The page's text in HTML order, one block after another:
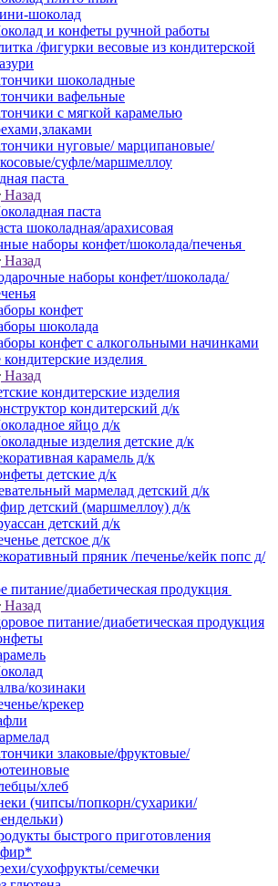
шоколад
и конфеты ручной работы
/фигурки весовые из кондитерской
шоколадные
вафельные
с мягкой карамелью
нуговые/ марципановые/
суфле/маршмеллоу
паста
Назад
паста
шоколадная/арахисовая
наборы конфет/шоколада/печенья
Назад
наборы конфет/шоколада/
конфет
шоколада
конфет с алкогольными начинками
кондитерские изделия
Назад
кондитерские изделия
кондитерский д/к
яйцо д/к
изделия детские д/к
карамель д/к
детские д/к
мармелад детский д/к
детский (маршмеллоу) д/к
детский д/к
детское д/к
пряник /печенье/кейк попс д/
питание/диабетическая продукция
Назад
питание/диабетическая продукция
козинаки
крекер
злаковые/фруктовые/
хлеб
(чипсы/попкорн/сухарики/
быстрого приготовления
сухофрукты/семечки